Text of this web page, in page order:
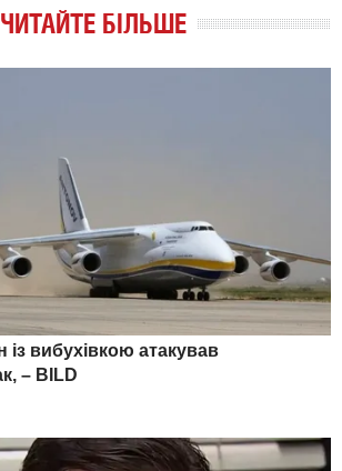
ЧИТАЙТЕ БІЛЬШЕ